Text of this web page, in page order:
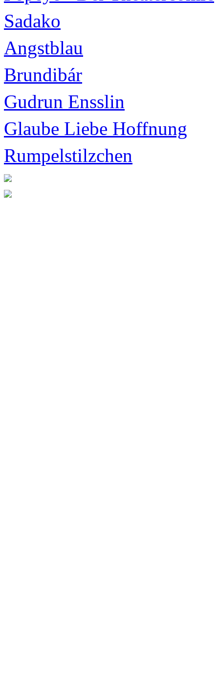
Sadako
Angstblau
Brundibár
Gudrun Ensslin
Glaube Liebe Hoffnung
Rumpelstilzchen